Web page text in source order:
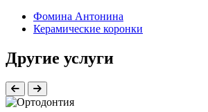
Фомина Антонина
Керамические коронки
Другие услуги